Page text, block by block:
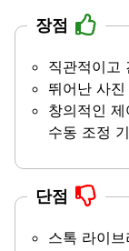
장점
직관적이고
뛰어난 사
창의적인
수동 조정
단점
스톡 라이